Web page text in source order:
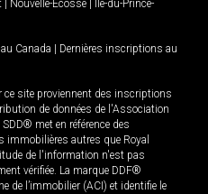
Nouvelle-Écosse
Île-du-Prince-
Canada
Dernières inscriptions au
site proviennent des inscriptions
de données de l'Association
met en référence des
autres que Royal
de l'information n'est pas
vérifiée. La marque DDF®
de l’immobilier (ACI) et identifie le